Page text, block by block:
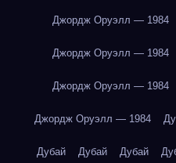
Джордж Оруэлл — 1984
Джордж Оруэлл — 1984
Джордж Оруэлл — 1984
Джордж Оруэлл — 1984
Дубай Дубай Дубай